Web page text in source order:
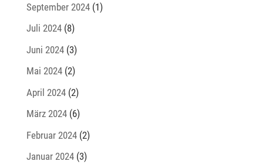
September 2024(1)
Juli 2024(8)
Juni 2024(3)
Mai 2024(2)
April 2024(2)
März 2024(6)
Februar 2024(2)
Januar 2024(3)